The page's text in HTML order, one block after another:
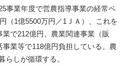
事業年度で営農指導事業の経常ベ
（1億5500万円／1ＪＡ）、これを
で212億円、農業関連事業（販
業等で118億円負担している。農
らしが循環する。